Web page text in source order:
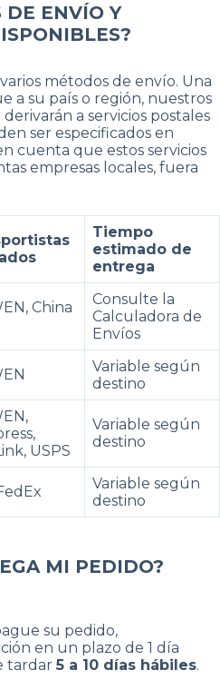
DE ENVÍO Y
métodos de envío. Una
a su país o región, nuestros
a servicios postales
ser especificados en
cuenta que estos servicios
empresas locales, fuera
Tiempo
estimado de
entrega
China
Consulte la
Calculadora de
Envíos
Variable según
destino
USPS
Variable según
destino
Variable según
destino
MI PEDIDO?
su pedido,
en un plazo de 1 día
tardar 5 a 10 días hábiles.